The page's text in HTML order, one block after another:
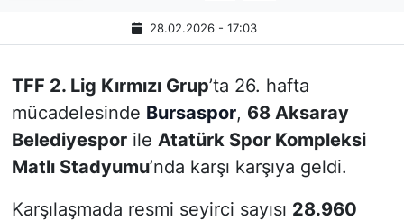
28.02.2026 - 17:03
TFF 2. Lig Kırmızı Grup’ta 26. hafta
mücadelesinde Bursaspor, 68 Aksaray
Belediyesporile Atatürk Spor Kompleksi
Matlı Stadyumu’nda karşı karşıya geldi.
Karşılaşmada resmi seyirci sayısı 28.960